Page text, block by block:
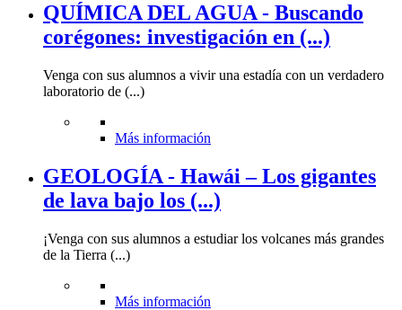
QUÍMICA DEL AGUA - Buscando
corégones: investigación en (...)
Venga con sus alumnos a vivir una estadía con un verdadero
laboratorio de (...)
Más información
GEOLOGÍA - Hawái – Los gigantes
de lava bajo los (...)
¡Venga con sus alumnos a estudiar los volcanes más grandes
de la Tierra (...)
Más información